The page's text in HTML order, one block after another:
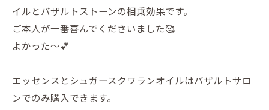
イルとバザルトストーンの相乗効果です。
ご本人が一番喜んでくださいました🥰
よかった〜💕
エッセンスとシュガースクワランオイルはバザルトサロ
ンでのみ購入できます。